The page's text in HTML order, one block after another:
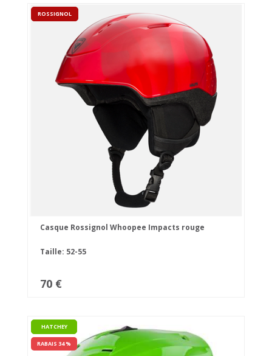
ROSSIGNOL
Casque Rossignol Whoopee Impacts rouge
Taille: 52-55
70 €
HATCHEY
RABAIS 34 %